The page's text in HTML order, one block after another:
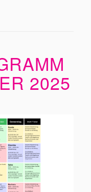
2025